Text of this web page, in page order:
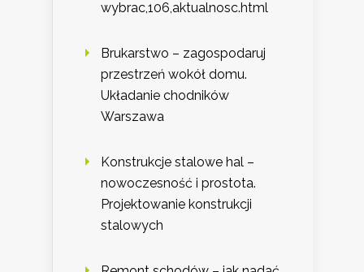
wybrac,106,aktualnosc.html
Brukarstwo – zagospodaruj
przestrzeń wokół domu.
Układanie chodników
Warszawa
Konstrukcje stalowe hal –
nowoczesność i prostota.
Projektowanie konstrukcji
stalowych